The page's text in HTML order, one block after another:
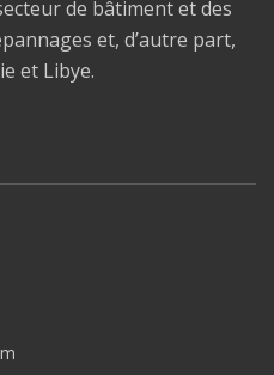
de bâtiment et des
et, d’autre part,
et Libye.